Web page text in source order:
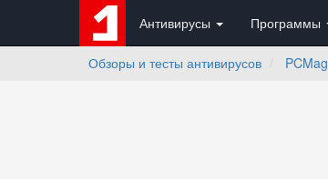
Антивирусы Программы
Обзоры и тесты антивирусов PCMag